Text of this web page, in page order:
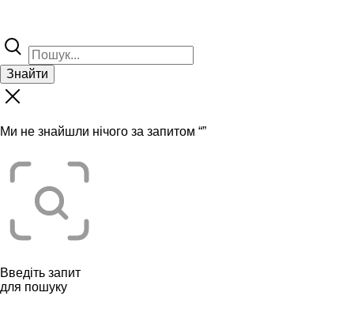
Знайти
Ми не знайшли нічого за запитом “”
Введіть запит
для пошуку